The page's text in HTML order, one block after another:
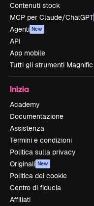
Contenuti stock
MCP per Claude/ChatGPT
Agenti New
API
App mobile
Tutti gli strumenti Magnific
Inizia
Academy
Documentazione
Assistenza
Termini e condizioni
Politica sulla privacy
Originali New
Politica dei cookie
Centro di fiducia
Affiliati